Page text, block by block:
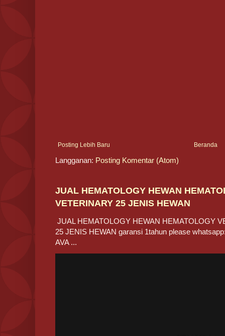
Posting Lebih Baru Beranda
Langganan: Posting Komentar (Atom)
JUAL HEMATOLOGY HEWAN
VETERINARY 25 JENIS HEWAN
JUAL HEMATOLOGY HEWAN HEMATOLOGY
25 JENIS HEWAN garansi 1tahun please
AVA ...